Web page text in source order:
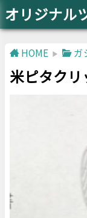
オリジナル
HOME ガ
米ピタクリ